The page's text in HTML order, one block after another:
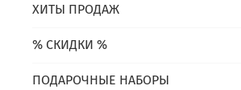
ХИТЫ ПРОДАЖ
% СКИДКИ %
ПОДАРОЧНЫЕ НАБОРЫ